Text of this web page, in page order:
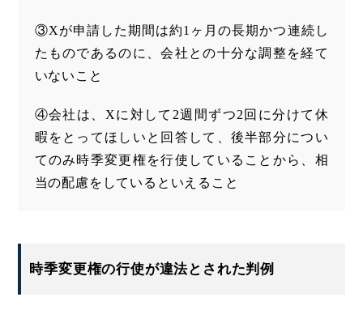
③Xが申請した期間は約1ヶ月の長期かつ連続し
たものであるのに、会社との十分な調整を経て
いないこと
④会社は、Xに対して2週間ずつ2回に分けて休
暇をとってほしいと回答して、後半部分につい
てのみ時季変更権を行使していることから、相
当の配慮をしているといえること
時季変更権の行使が違法とされた判例